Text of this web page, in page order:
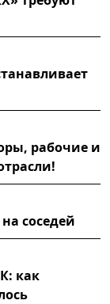
рабочие и
соседей
как